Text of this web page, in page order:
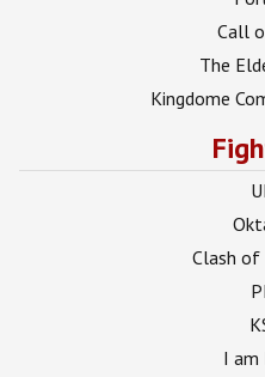
Call
The
Kingdome
Clash of
I am